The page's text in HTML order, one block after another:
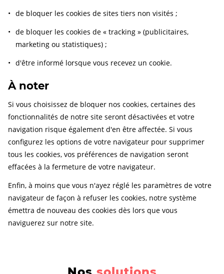
de bloquer les cookies de sites tiers non visités ;
de bloquer les cookies de « tracking » (publicitaires,
marketing ou statistiques) ;
d'être informé lorsque vous recevez un cookie.
À noter
Si vous choisissez de bloquer nos cookies, certaines des
fonctionnalités de notre site seront désactivées et votre
navigation risque également d'en être affectée. Si vous
configurez les options de votre navigateur pour supprimer
tous les cookies, vos préférences de navigation seront
effacées à la fermeture de votre navigateur.
Enfin, à moins que vous n'ayez réglé les paramètres de votre
navigateur de façon à refuser les cookies, notre système
émettra de nouveau des cookies dès lors que vous
naviguerez sur notre site.